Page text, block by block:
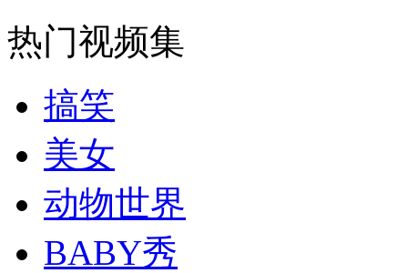
走！跟着总书记去植树
热门视频集
搞笑
美女
动物世界
BABY秀